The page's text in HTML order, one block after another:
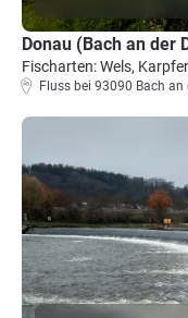
Donau (Bach an der
Fischarten: Wels,
Fluss bei 93090 Bach an